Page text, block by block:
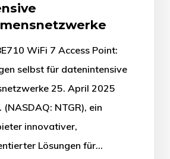
WiFi 7 Access Point:
selbst für datenintensive
25. April 2025
(NASDAQ: NTGR), ein
innovativer,
Lösungen für…